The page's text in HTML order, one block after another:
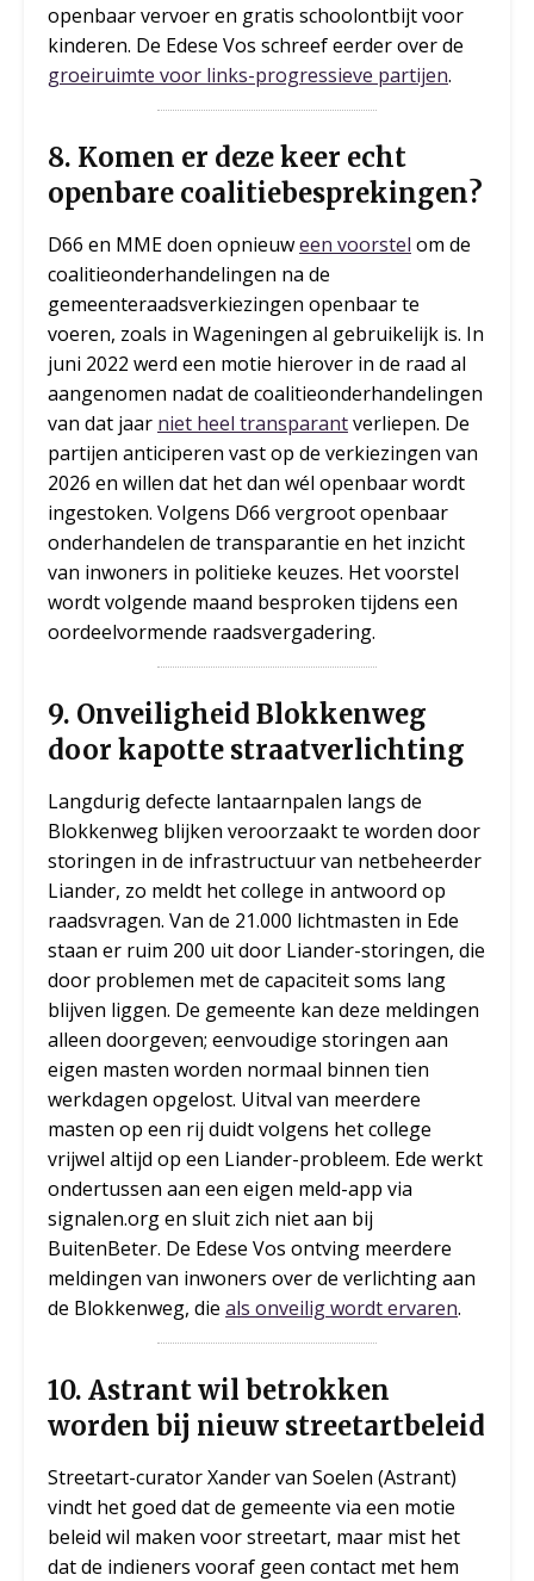
openbaar vervoer en gratis schoolontbijt voor
kinderen. De Edese Vos schreef eerder over de
groeiruimte voor links-progressieve partijen.
8. Komen er deze keer echt
openbare coalitiebesprekingen?
D66 en MME doen opnieuween voorstel om de
coalitieonderhandelingen na de
gemeenteraadsverkiezingen openbaar te
voeren, zoals in Wageningen al gebruikelijk is. In
juni 2022 werd een motie hierover in de raad al
aangenomen nadat de coalitieonderhandelingen
van dat jaar niet heel transparantverliepen. De
partijen anticiperen vast op de verkiezingen van
2026 en willen dat het dan wél openbaar wordt
ingestoken. Volgens D66 vergroot openbaar
onderhandelen de transparantie en het inzicht
van inwoners in politieke keuzes. Het voorstel
wordt volgende maand besproken tijdens een
oordeelvormende raadsvergadering.
9. Onveiligheid Blokkenweg
door kapotte straatverlichting
Langdurig defecte lantaarnpalen langs de
Blokkenweg blijken veroorzaakt te worden door
storingen in de infrastructuur van netbeheerder
Liander, zo meldt het college in antwoord op
raadsvragen. Van de 21.000 lichtmasten in Ede
staan er ruim 200 uit door Liander-storingen, die
door problemen met de capaciteit soms lang
blijven liggen. De gemeente kan deze meldingen
alleen doorgeven; eenvoudige storingen aan
eigen masten worden normaal binnen tien
werkdagen opgelost. Uitval van meerdere
masten op een rij duidt volgens het college
vrijwel altijd op een Liander-probleem. Ede werkt
ondertussen aan een eigen meld-app via
signalen.org en sluit zich niet aan bij
BuitenBeter. De Edese Vos ontving meerdere
meldingen van inwoners over de verlichting aan
de Blokkenweg, die als onveilig wordt ervaren.
10. Astrant wil betrokken
worden bij nieuw streetartbeleid
Streetart-curator Xander van Soelen (Astrant)
vindt het goed dat de gemeente via een motie
beleid wil maken voor streetart, maar mist het
dat de indieners vooraf geen contact met hem